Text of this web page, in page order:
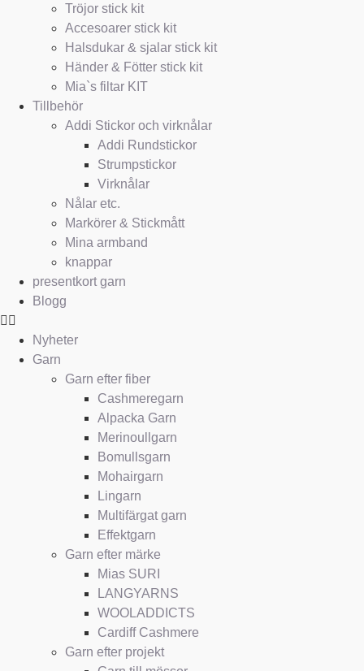
Tröjor stick kit
Accesoarer stick kit
Halsdukar & sjalar stick kit
Händer & Fötter stick kit
Mia`s filtar KIT
Tillbehör
Addi Stickor och virknålar
Addi Rundstickor
Strumpstickor
Virknålar
Nålar etc.
Markörer & Stickmått
Mina armband
knappar
presentkort garn
Blogg
Nyheter
Garn
Garn efter fiber
Cashmeregarn
Alpacka Garn
Merinoullgarn
Bomullsgarn
Mohairgarn
Lingarn
Multifärgat garn
Effektgarn
Garn efter märke
Mias SURI
LANGYARNS
WOOLADDICTS
Cardiff Cashmere
Garn efter projekt